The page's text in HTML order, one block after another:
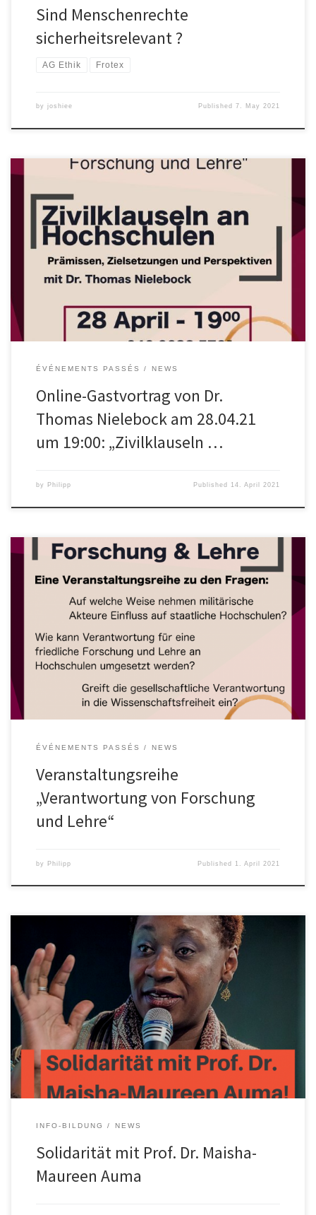
Sind Menschenrechte
sicherheitsrelevant ?
AG Ethik Frotex
by joshiee Published7. May 2021
Wir starten mit einem spannenden ersten Vortrag über
Zivilklauseln an Hochschulen. In dem Vortrag wird die Frage der
internen und externen Verantwortung von Wissenschaft diskutiert.
Neben der Verantwortungsfähigkeit von Hochschulen wird auch
auf das Konzept von Zivilklauseln, ihre Prämissen, Reichweite und
mögliche Konfliktpunkte eingegangen. Im Anschluss an den Vortrag
ÉVÉNEMENTS PASSÉS NEWS
Online-Gastvortrag von Dr.
Thomas Nielebock am 28.04.21
um 19:00: „Zivilklauseln …
by Philipp Published 14. April 2021
Wissenschaftliche Forschung und politisch/ militärische Praxis
stehen in einem gesellschaftlichen Zusammenhang und bedürfen
deshalb einer ethischen Rechtfertigung. Gerade heute, in einer
Verantwortlichkeit in der Forschung gestärkt werden kann. Die
Förderung von Frieden und einer nachhaltigen lebenswerten
Zukunft stehen dabei im Mittelpunkt […]
ÉVÉNEMENTS PASSÉS NEWS
Veranstaltungsreihe
„Verantwortung von Forschung
und Lehre“
by Philipp Published 1. April 2021
Maureen-Maisha Auma ist Professorin für Kindheit und Differenz
(Diversity Studies) an der Hochschule Magdeburg-Stendal und
gegenwärtig Gastprofessorin an der Humboldt Universität zu
Berlin. Professorin Auma kritisierte in einem Interview mit dem
Tagesspiegel den strukturellen Rassismus und Sexismus an
deutschen Universitäten. Daraufhin wurde sie nach einem
diesbezüglichen Social Media-Post der AfD-Landtagsfraktion […]
INFO-BILDUNG NEWS
Solidarität mit Prof. Dr. Maisha-
Maureen Auma